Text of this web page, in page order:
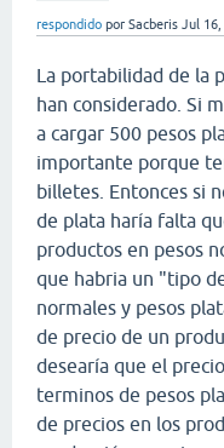
respondido por Sacberis Jul 16,
La portabilidad de la
han considerado. Si
a cargar 500 pesos
importante porque
billetes. Entonces si
de plata haría falta
productos en pesos
que habria un "tipo
normales y pesos
de precio de un
desearía que el
terminos de pesos
de precios en los